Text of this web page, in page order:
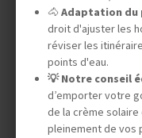
seulement
puis il fut
ont été
pour le
🐴 Adaptation du
droit d'ajuster les
réviser les
points d'eau.
💡 Notre conseil
d’emporter votre
de la crème
pleinement de vos